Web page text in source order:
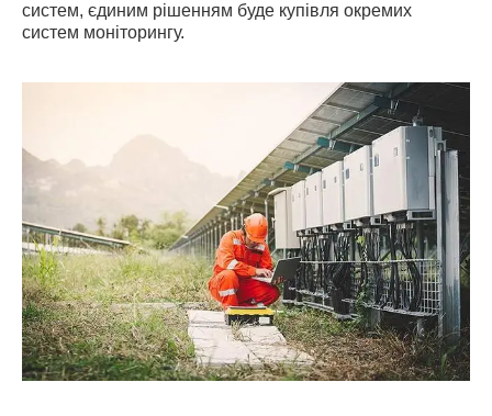
систем, єдиним рішенням буде купівля окремих
систем моніторингу.